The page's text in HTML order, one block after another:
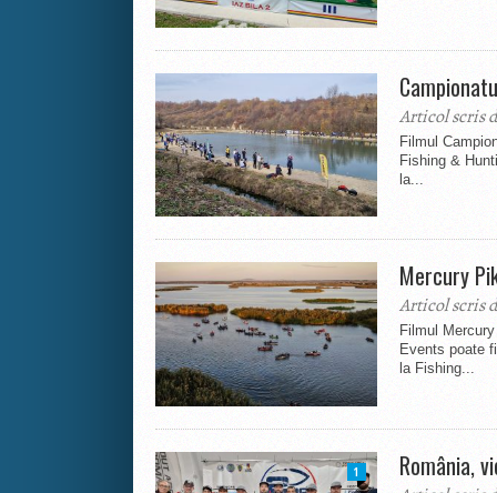
Articol scris
Filmul
Fishing &
la...
Mercury
Articol scris
Filmul
Events poate
la Fishing...
1 România,